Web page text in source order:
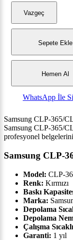
Vazgeç
Sepete Ekle
Hemen Al
WhatsApp İle
Samsung CLP-365/
Samsung CLP-365/
profesyonel
Samsung CLP-
Model: CLP-
Renk: Kırmızı
Baskı
Marka:
Depolama
Depolama
Çalışma
Garanti: 1 yıl